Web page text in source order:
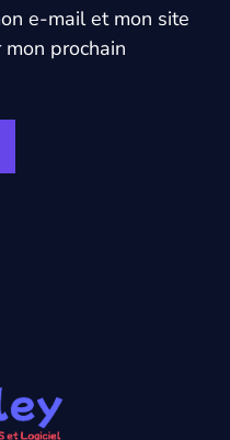
e-mail et mon site
prochain